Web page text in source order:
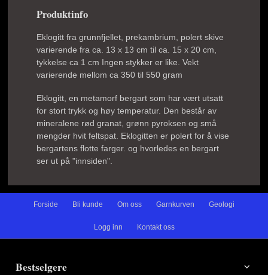
Produktinfo
Eklogitt fra grunnfjellet, prekambrium, polert skive
varierende fra ca. 13 x 13 cm til ca. 15 x 20 cm,
tykkelse ca 1 cm Ingen stykker er like. Vekt
varierende mellom ca 350 til 550 gram
Eklogitt, en metamorf bergart som har vært utsatt
for stort trykk og høy temperatur. Den består av
mineralene rød granat, grønn pyroksen og små
mengder hvit feltspat. Eklogitten er polert for å vise
bergartens flotte farger. og hvorledes en bergart
ser ut på "innsiden".
Forside Bli kunde Om oss Garnkurven Geologi
Logg inn Kontakt oss
Bestselgere